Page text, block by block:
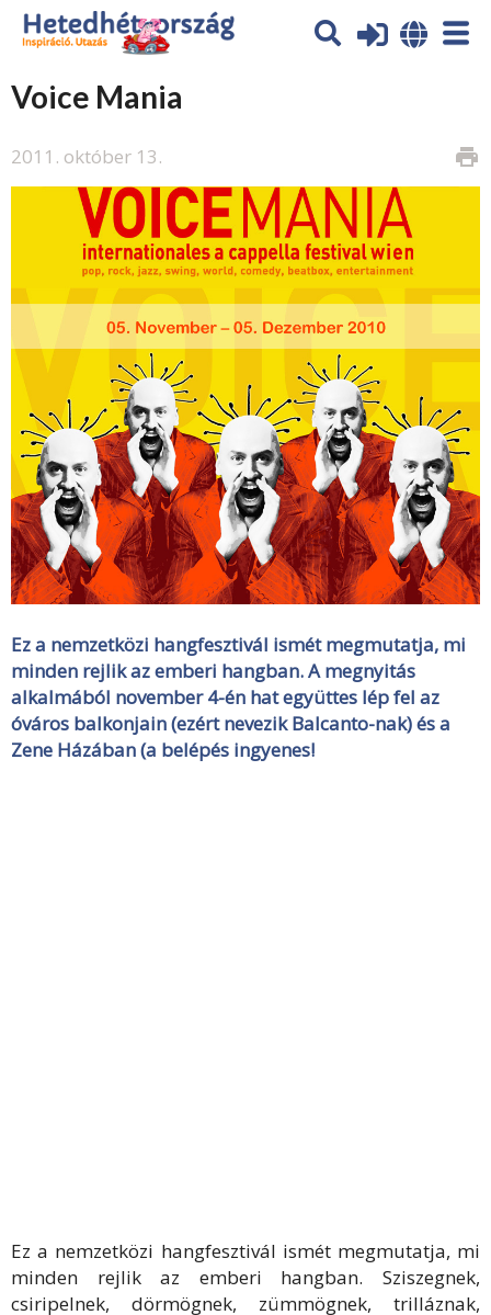
Voice Mania
2011. október 13. print
Ez a nemzetközi hangfesztivál ismét megmutatja, mi
minden rejlik az emberi hangban. A megnyitás
alkalmából november 4-én hat együttes lép fel az
óváros balkonjain (ezért nevezik Balcanto-nak) és a
Zene Házában (a belépés ingyenes!
Ez a nemzetközi hangfesztivál ismét megmutatja, mi
minden rejlik az emberi hangban. Sziszegnek,
csiripelnek, dörmögnek, zümmögnek, trilláznak,